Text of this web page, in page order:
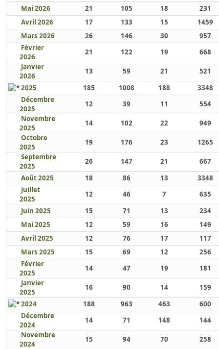
Mai 2026
21 105 18
231
Avril 2026
17 133 15
1459
Mars 2026
26 146 30
957
Février
2026
21 122 19
668
Janvier
2026
13 59 21
521
2025
185 1008 188
3348
Décembre
2025
12 39 11
554
Novembre
2025
14 102 22
949
Octobre
2025
19 176 23
1265
Septembre
2025
26 147 21
667
Août 2025
18 86 13
3348
Juillet
2025
12 46 7
635
Juin 2025
15 71 13
234
Mai 2025
12 59 16
149
Avril 2025
12 76 17
117
Mars 2025
15 69 12
256
Février
2025
14 47 19
181
Janvier
2025
16 90 14
159
2024
188 963 463
600
Décembre
2024
14 71 148
144
Novembre
2024
15 94 70
258